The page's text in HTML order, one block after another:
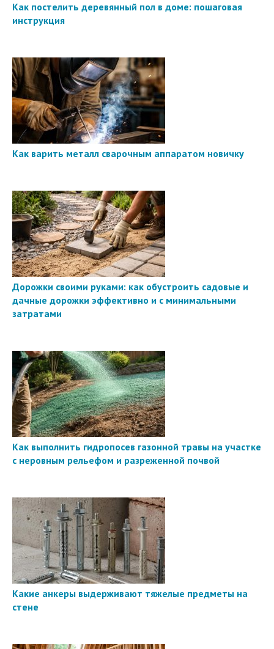
Как постелить деревянный пол в доме: пошаговая
инструкция
Как варить металл сварочным аппаратом новичку
Дорожки своими руками: как обустроить садовые и
дачные дорожки эффективно и с минимальными
затратами
Как выполнить гидропосев газонной травы на участке
с неровным рельефом и разреженной почвой
Какие анкеры выдерживают тяжелые предметы на
стене